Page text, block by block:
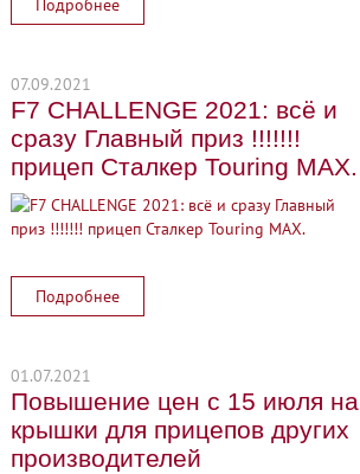
Подробнее
07.09.2021
F7 CHALLENGE 2021: всё и
сразу Главный приз !!!!!!!
прицеп Сталкер Touring MAX.
Подробнее
01.07.2021
Повышение цен с 15 июля на
крышки для прицепов других
производителей